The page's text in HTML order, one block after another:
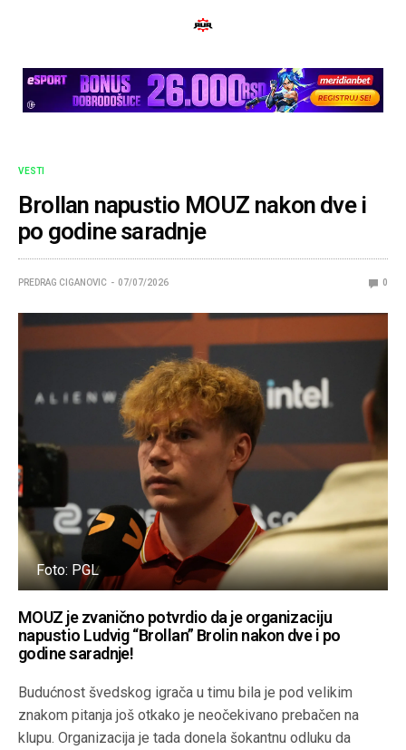
VESTI
Brollan napustio MOUZ nakon dve i
po godine saradnje
PREDRAG CIGANOVIC 07/07/2026 0
Foto: PGL
MOUZ je zvanično potvrdio da jeorganizaciju
napustio Ludvig “Brollan” Brolin nakon dve i po
godine saradnje!
Budućnost švedskog igrača u timu bila je pod velikim
znakom pitanja još otkako je neočekivano prebačen na
klupu. Organizacija je tada donela šokantnu odluku da